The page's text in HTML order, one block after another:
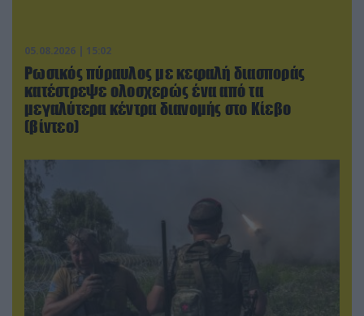
05.08.2026 | 15:02
Ρωσικός πύραυλος με κεφαλή διασποράς
κατέστρεψε ολοσχερώς ένα από τα
μεγαλύτερα κέντρα διανομής στο Κίεβο
(βίντεο)